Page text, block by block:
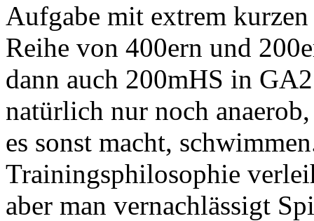
Aufgabe mit extrem
Reihe von 400ern und
dann auch 200mHS in
natürlich nur noch
es sonst macht,
Trainingsphilosophie
aber man vernachlässigt